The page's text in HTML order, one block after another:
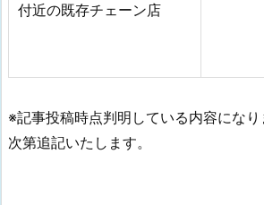
付近の既存チェーン店
※記事投稿時点判明している内容になり
次第追記いたします。